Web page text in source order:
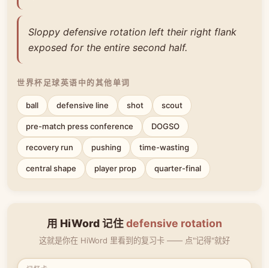
Sloppy defensive rotation left their right flank
exposed for the entire second half.
世界杯足球英语中的其他单词
ball defensive line shot scout
pre-match press conference DOGSO
recovery run pushing time-wasting
central shape player prop quarter-final
用 HiWord 记住defensive rotation
这就是你在 HiWord 里看到的复习卡 —— 点"记得"就好